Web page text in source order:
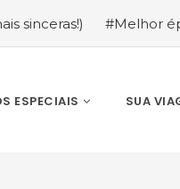
#Melhor época para
ESPECIAIS SUA